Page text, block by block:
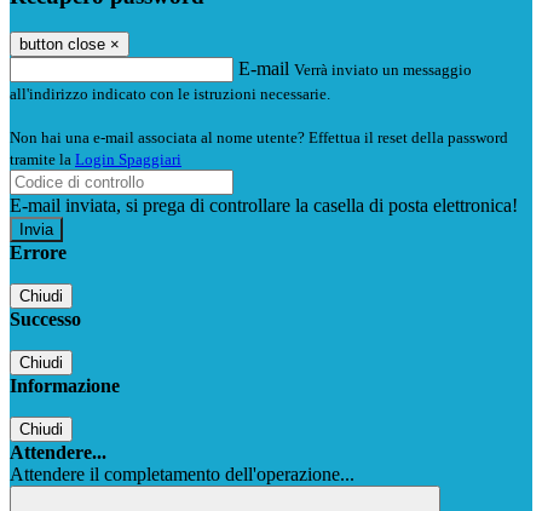
button close ×
E-mail Verrà inviato un messaggio
all'indirizzo indicato con le istruzioni necessarie.
Non hai una e-mail associata al nome utente? Effettua il reset della password
tramite la Login Spaggiari
E-mail inviata, si prega di controllare la casella di posta elettronica!
Errore
Chiudi
Successo
Chiudi
Informazione
Chiudi
Attendere...
Attendere il completamento dell'operazione...